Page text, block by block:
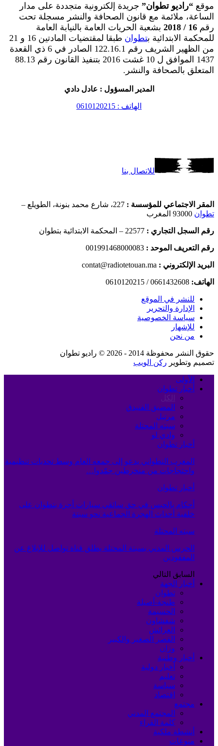
موقع “راديو تطوان” جريدة إلكترونية متجددة على مدار
الساعة، ملائمة مع قانون الصحافة والنشر مسجلة تحت
رقم 16 / 2018
بشعبة الحريات العامة بالنيابة العامة
للمحكمة الابتدائية بتطوان
طبقا لمقتضيات المادتين 16 و 21
من الظهير الشريف رقم 122.16.1 الصادر في 6 ذي القعدة
1437 الموافق ل 10 غشت 2016 بتنفيذ القانون رقم 88.13
المتعلق بالصحافة والنشر.
المدير المسؤول : عادل دادي
الهاتف : 0610120215
للاتصال بنا
المقر الاجتماعي للمؤسسة : 227، شارع محمد بنونة، الطويلع –
تطوان
رقم السجل التجاري : 22577 – المحكمة الابتدائية بتطوان
رقم التعريف الموحد : 001991468000083
البريد الإلكتروني : contat@radiotetouan.ma
الهاتف: 0661432608 / 0610120215
للنشر في الموقع
الإدارة والتحرير
سياسة الخصوصية
للإشهار
من نحن
حقوق النشر محفوظة 2014 - 2026 © راديو تطوان
تصميم وتطوير ركن الويب
الأولى
أخبار تطوان
الكل
المضيق الفنيدق
مرتيل
سبته المحتلة
وادي لو
أخبار تطوان
المغرب التطواني يدعو إلى جمعه العام وسط تحديات تنظيمية
واحتجاجات من منخرطين جمّدوا…
أخبار تطوان
أحكام بالحبس في حق سائقي سيارات أجرة بتطوان على
خلفية أحداث الهجرة الجماعية نحو سبتة
سبته المحتلة
الحرس المدني بسبتة المحتلة يطلق قناة تواصل للإبلاغ عن
المفقودين
السابق التالي
أخبار الجهة
تطوان
طنجة-أصيلة
الحسيمة
شفشاون
العرائش
القصر الصغير والكبير
وزان
أخبار وطنية
أخبار دولية
تعليم
سياسة
اقتصاد
مجتمع
المجتمع المدني
كلمة القراء
أنشطة ملكية
منوعات